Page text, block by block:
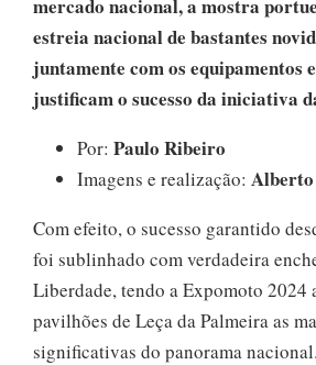
mercado nacional, a mostra
estreia nacional de bastantes
juntamente com os equipamentos
justificam o sucesso da iniciativa
Por: Paulo Ribeiro
Imagens e realização:
Com efeito, o sucesso garantido
foi sublinhado com verdadeira
Liberdade, tendo a Expomoto 2024
pavilhões de Leça da Palmeira as
significativas do panorama